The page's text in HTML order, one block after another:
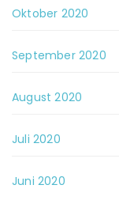
Oktober 2020
September 2020
August 2020
Juli 2020
Juni 2020